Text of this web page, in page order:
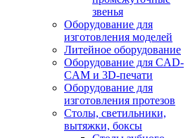
звенья
Оборудование для
изготовления моделей
Литейное оборудование
Оборудование для CAD-
CAM и 3D-печати
Оборудование для
изготовления протезов
Cтолы, светильники,
вытяжки, боксы